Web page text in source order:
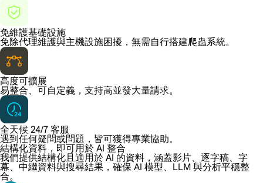
免維護基礎設施
免除代理維護與主機設施困擾，無需自行搭建爬蟲系統。
高度可擴展
易整合、可自定義，支持高並發大量請求。
全天候 24/7 客服
遇到任何疑問或問題，皆可獲得專業協助。
結構化資料，即可用於 AI 整合
我們提供結構化且適用於 AI 的資料，涵蓋影片、逐字稿、字
幕、中繼資料與搜尋結果，確保 AI 模型、LLM 與分析平穩整
合。